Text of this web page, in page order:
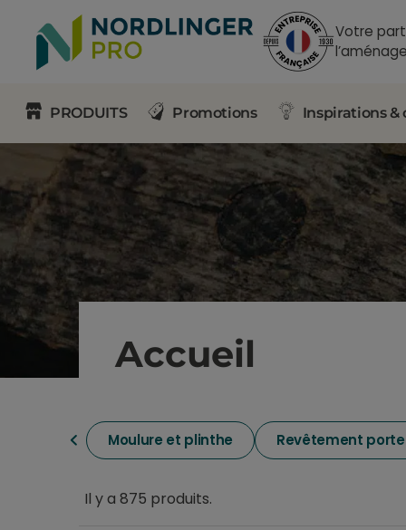
Votre
PRODUITS Promotions Inspirations &
Accueil
Moulure et plinthe Revêtement
DISPONIBILITÉ
Il y a 875 produits.